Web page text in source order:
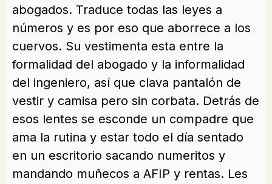
abogados. Traduce todas las leyes a
números y es por eso que aborrece a los
cuervos. Su vestimenta esta entre la
formalidad del abogado y la informalidad
del ingeniero, así que clava pantalón de
vestir y camisa pero sin corbata. Detrás de
esos lentes se esconde un compadre que
ama la rutina y estar todo el día sentado
en un escritorio sacando numeritos y
mandando muñecos a AFIP y rentas. Les